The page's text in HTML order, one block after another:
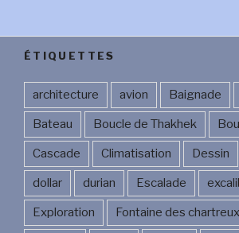
ÉTIQUETTES
architecture avion Baignade
Bateau Boucle de Thakhek
Cascade Climatisation Dessin
dollar durian Escalade
Exploration Fontaine des chartreux